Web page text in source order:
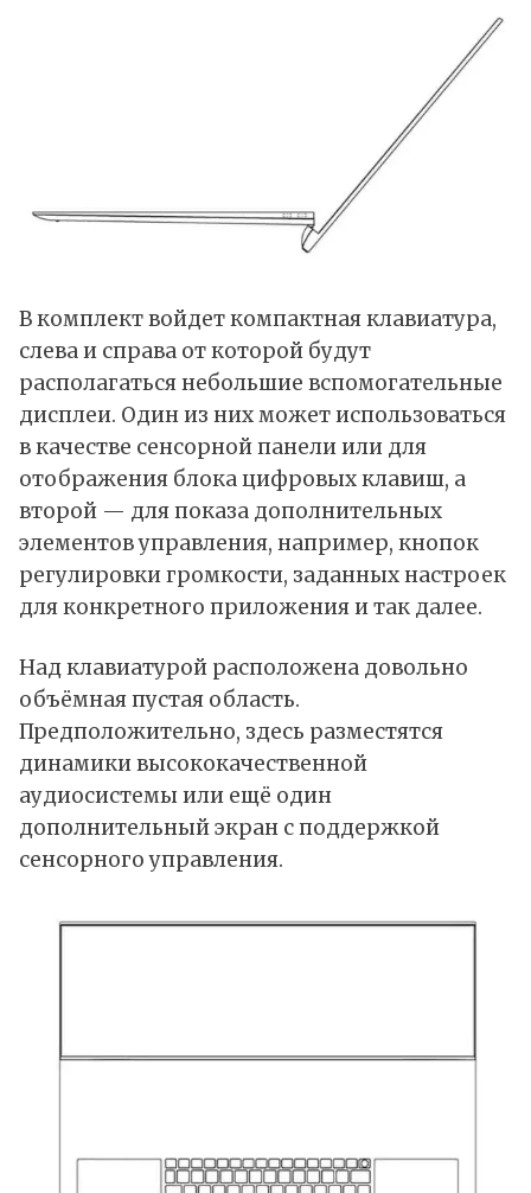
В комплект войдет компактная клавиатура,
слева и справа от которой будут
располагаться небольшие вспомогательные
дисплеи. Один из них может использоваться
в качестве сенсорной панели или для
отображения блока цифровых клавиш, а
второй — для показа дополнительных
элементов управления, например, кнопок
регулировки громкости, заданных настроек
для конкретного приложения и так далее.
Над клавиатурой расположена довольно
объёмная пустая область.
Предположительно, здесь разместятся
динамики высококачественной
аудиосистемы или ещё один
дополнительный экран с поддержкой
сенсорного управления.